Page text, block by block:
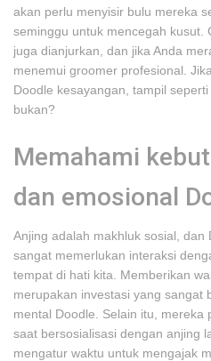
akan perlu menyisir bulu mereka
seminggu untuk mencegah kusut.
juga dianjurkan, dan jika Anda
menemui groomer profesional.
Doodle kesayangan, tampil
bukan?
Memahami
dan emosional
Anjing adalah makhluk sosial,
sangat memerlukan interaksi
tempat di hati kita. Memberikan
merupakan investasi yang sangat
mental Doodle. Selain itu, mereka
saat bersosialisasi dengan anjing
mengatur waktu untuk mengajak